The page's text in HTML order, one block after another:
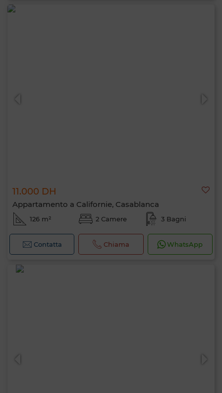
11.000 DH
Appartamento a Californie, Casablanca
126 m² 2 Camere 3 Bagni
Contatta Chiama WhatsApp